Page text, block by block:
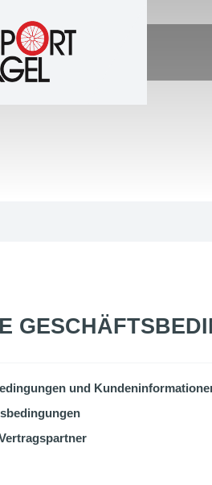
und